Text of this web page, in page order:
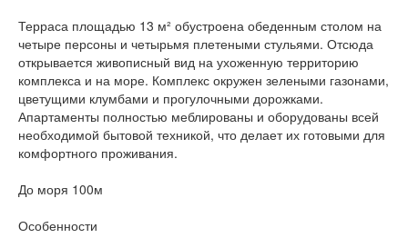
Терраса площадью 13 м² обустроена обеденным столом на
четыре персоны и четырьмя плетеными стульями. Отсюда
открывается живописный вид на ухоженную территорию
комплекса и на море. Комплекс окружен зелеными газонами,
цветущими клумбами и прогулочными дорожками.
Апартаменты полностью меблированы и оборудованы всей
необходимой бытовой техникой, что делает их готовыми для
комфортного проживания.
До моря 100м
Особенности